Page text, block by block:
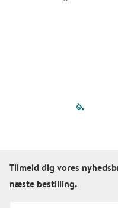
Tilmeld dig vores
næste bestilling.